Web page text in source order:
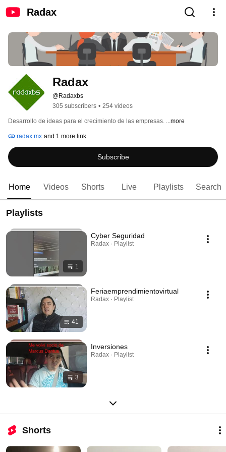
Radax
Radax
@Radaxbs
305 subscribers • 254 videos
Desarrollo de ideas para el crecimiento de las empresas. ...more
radax.mx and 1 more link
Subscribe
Home Videos Shorts Live Playlists Search
Playlists
1
Cyber Seguridad
Radax · Playlist
41
Feriaemprendimientovirtual
Radax · Playlist
3
Inversiones
Radax · Playlist
Shorts